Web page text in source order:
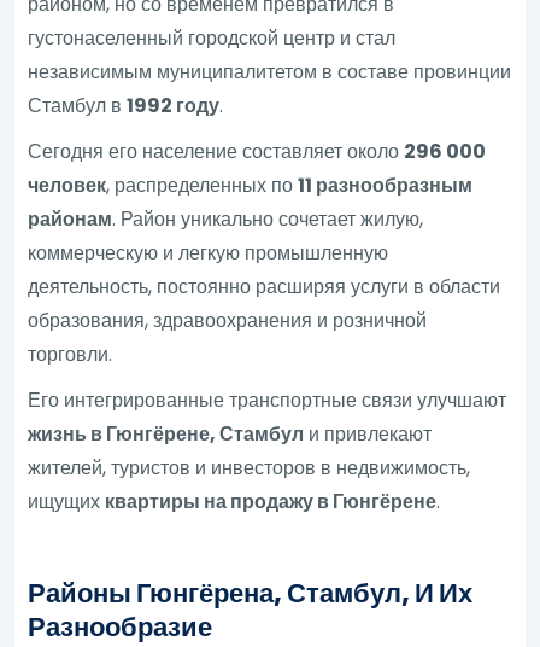
густонаселенный городской центр и стал
независимым муниципалитетом в составе провинции
Стамбул в1992 году.
Сегодня его население составляет около 296 000
человек, распределенных по11 разнообразным
районам. Район уникально сочетает жилую,
коммерческую и легкую промышленную
деятельность, постоянно расширяя услуги в области
образования, здравоохранения и розничной
торговли.
Его интегрированные транспортные связи улучшают
жизнь в Гюнгёрене, Стамбул и привлекают
жителей, туристов и инвесторов в недвижимость,
ищущих квартиры на продажу в Гюнгёрене.
Районы Гюнгёрена, Стамбул, И Их
Разнообразие